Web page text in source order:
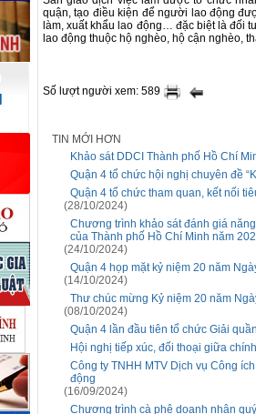
quận, tạo điều kiện để người lao động
làm, xuất khẩu lao động… đặc biệt là đối
lao động thuộc hộ nghèo, hộ cận nghèo,
Số lượt người xem: 589
TIN MỚI HƠN
Khảo sát DDCI Thành phố Hồ Chí
Quận 4 tổ chức hội nghị chuyên đề
Quận 4 tổ chức tham quan, kết nối
(28/10/2024)
Chương trình khảo sát đánh giá
của Thành phố Hồ Chí Minh năm
(24/10/2024)
Quận 4 họp mặt kỷ niệm 20 năm
(14/10/2024)
Thư chúc mừng Kỷ niệm 20 năm
(08/10/2024)
Quận 4 lần đầu tiên tổ chức Giải
Hội nghị tiếp xúc, đối thoại giữa
Công ty TNHH MTV Dịch vụ Công
động
(16/09/2024)
Chương trình cà phê doanh nhân